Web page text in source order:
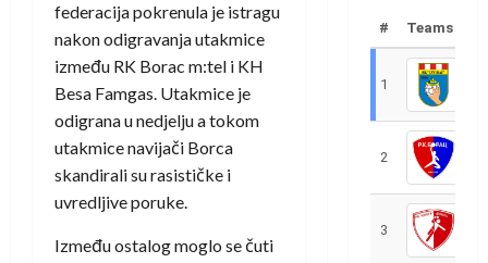
federacija pokrenula je istragu
nakon odigravanja utakmice
između RK Borac m:tel i KH
Besa Famgas. Utakmice je
odigrana u nedjelju a tokom
utakmice navijači Borca
skandirali su rasističke i
uvredljive poruke.
Između ostalog moglo se čuti
# Teams
1
2
3